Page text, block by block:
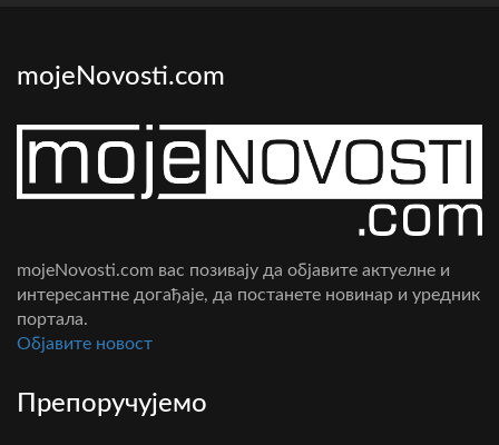
mojeNovosti.com
mojeNovosti.com вас позивају да објавите актуелне и
интересантне догађаје, да постанете новинар и уредник
портала.
Oбјавите новост
Препоручујемо